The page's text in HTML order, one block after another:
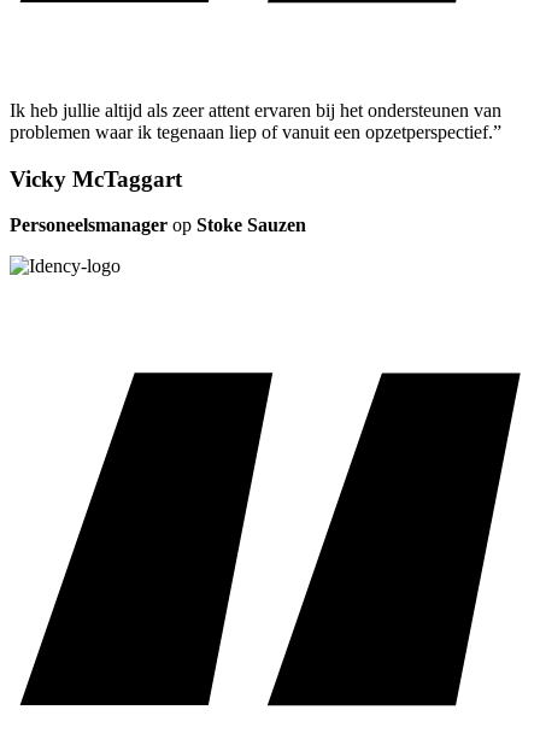
Ik heb jullie altijd als zeer attent ervaren bij het ondersteunen van
problemen waar ik tegenaan liep of vanuit een opzetperspectief.”
Vicky McTaggart
Personeelsmanager op Stoke Sauzen